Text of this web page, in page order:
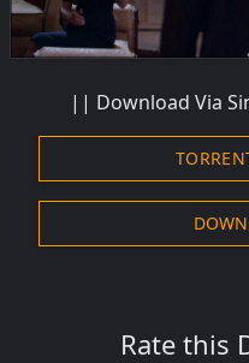
|| Download Via
Rate this